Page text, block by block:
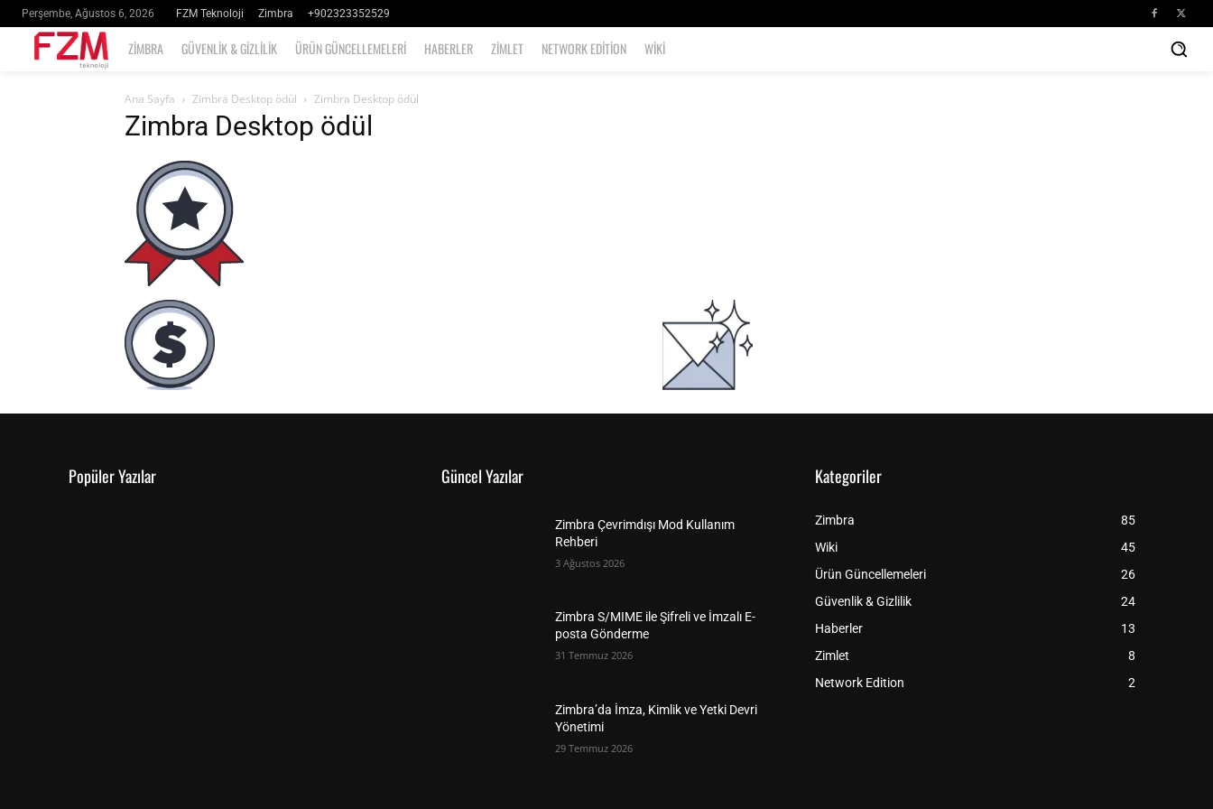
Perşembe, Ağustos 6, 2026 FZM Teknoloji Zimbra +902323352529
ZIMBRA GÜVENLIK & GIZLILIK ÜRÜN GÜNCELLEMELERI HABERLER ZIMLET NETWORK EDITION WIKI
Ana Sayfa Zimbra Desktop ödül Zimbra Desktop ödül
Zimbra Desktop ödül
Popüler Yazılar Güncel Yazılar
Zimbra Çevrimdışı Mod Kullanım
Rehberi
3 Ağustos 2026
Zimbra S/MIME ile Şifreli ve İmzalı E-
posta Gönderme
31 Temmuz 2026
Zimbra’da İmza, Kimlik ve Yetki Devri
Yönetimi
29 Temmuz 2026
Kategoriler
Zimbra
85
Wiki
45
Ürün Güncellemeleri
26
Güvenlik & Gizlilik
24
Haberler
13
Zimlet
8
Network Edition
2